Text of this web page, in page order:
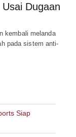
Dugaan
kembali melanda
pada sistem anti-
Siap